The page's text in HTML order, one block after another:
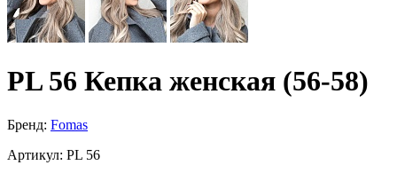
PL 56 Кепка женская (56-58)
Бренд: Fomas
Артикул: PL 56